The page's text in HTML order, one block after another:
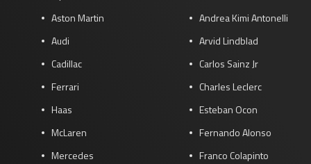
Aston Martin
Audi
Cadillac
Ferrari
Haas
McLaren
Mercedes
Andrea Kimi Antonelli
Arvid Lindblad
Carlos Sainz Jr
Charles Leclerc
Esteban Ocon
Fernando Alonso
Franco Colapinto